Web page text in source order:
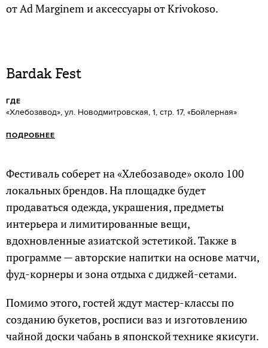
от Ad Marginem и аксессуары от Krivokoso.
Bardak Fest
ГДЕ
«Хлебозавод», ул. Новодмитровская, 1, стр. 17, «Бойлерная»
ПОДРОБНЕЕ
Фестиваль соберет на «Хлебозаводе» около 100
локальных брендов. На площадке будет
продаваться одежда, украшения, предметы
интерьера и лимитированные вещи,
вдохновленные азиатской эстетикой. Также в
программе — авторские напитки на основе матчи,
фуд-корнеры и зона отдыха с диджей-сетами.
Помимо этого, гостей ждут мастер-классы по
созданию букетов, росписи ваз и изготовлению
чайной доски чабань в японской технике якисуги.